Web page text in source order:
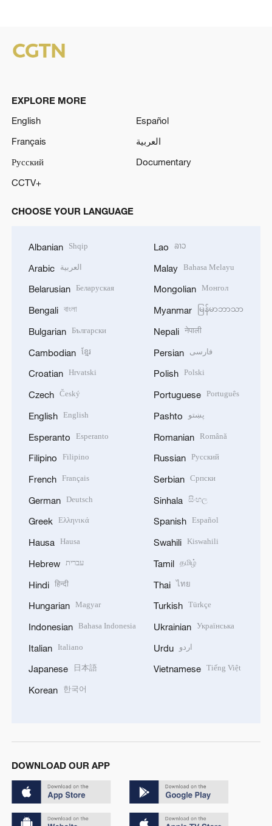
EXPLORE MORE
English
Español
Français
العربية
Русский
Documentary
CCTV+
CHOOSE YOUR LANGUAGE
Albanian Shqip
Arabic العربية
Belarusian Беларуская
Bengali বাংলা
Bulgarian Български
Cambodian ខ្មែរ
Croatian Hrvatski
Czech Český
English English
Esperanto Esperanto
Filipino Filipino
French Français
German Deutsch
Greek Ελληνικά
Hausa Hausa
Hebrew עברית
Hindi हिन्दी
Hungarian Magyar
Indonesian Bahasa Indonesia
Italian Italiano
Japanese 日本語
Korean 한국어
Lao ລາວ
Malay Bahasa Melayu
Mongolian Монгол
Myanmar မြန်မာဘာသာ
Nepali नेपाली
Persian فارسی
Polish Polski
Portuguese Português
Pashto پښتو
Romanian Română
Russian Русский
Serbian Српски
Sinhala සිංහල
Spanish Español
Swahili Kiswahili
Tamil தமிழ்
Thai ไทย
Turkish Türkçe
Ukrainian Українська
Urdu اردو
Vietnamese Tiếng Việt
DOWNLOAD OUR APP